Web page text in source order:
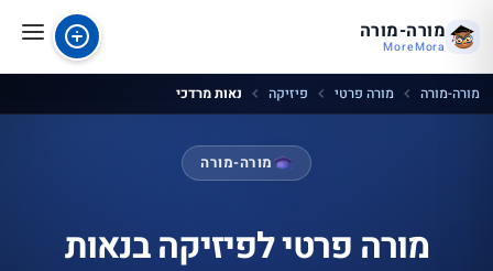
מורה-מורה
MoreMora
מורה-מורה מורה פרטי פיזיקה נאות מרדכי
מורה-מורה
מורה פרטי לפיזיקה בנאות